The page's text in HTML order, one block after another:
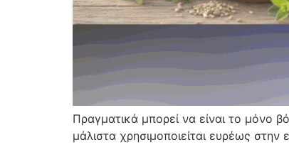
Πραγματικά μπορεί να είναι το μόνο
μάλιστα χρησιμοποιείται ευρέως στην